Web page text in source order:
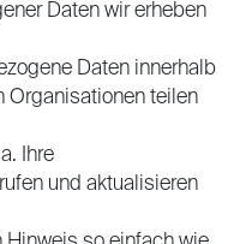
Daten wir erheben
Daten innerhalb
Organisationen teilen
Ihre
und aktualisieren